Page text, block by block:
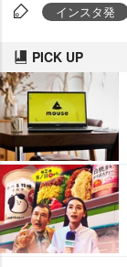
インスタ発
PICK UP